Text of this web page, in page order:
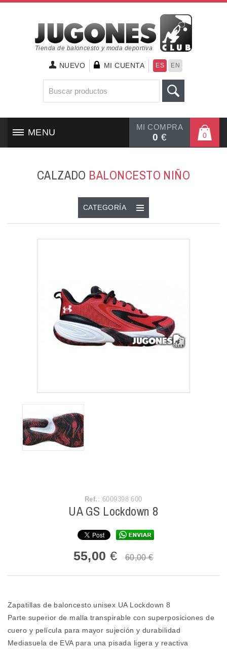
Tienda de baloncesto y moda deportiva
NUEVO MI CUENTA ES EN
MI COMPRA
0 € 0
MENU
CALZADO BALONCESTO NIÑO
CATEGORÍA
Ref. : 6009398 600
UA GS Lockdown 8
55,00 €60,00 €
Zapatillas de baloncesto unisex UA Lockdown 8
Parte superior de malla transpirable con superposiciones de
cuero y película para mayor sujeción y durabilidad
Mediasuela de EVA para una pisada ligera y reactiva